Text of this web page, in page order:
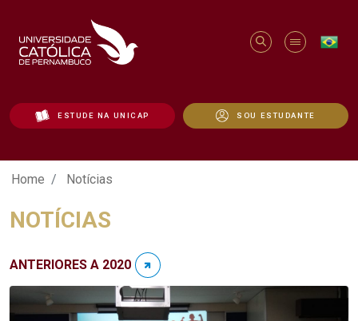
ESTUDE NA UNICAP SOU ESTUDANTE
Notícias - Unicap
Home Notícias
NOTÍCIAS
ANTERIORES A 2020